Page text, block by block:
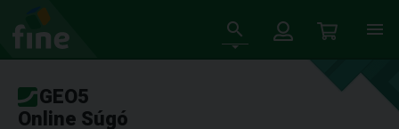
GEO5
Online Súgó